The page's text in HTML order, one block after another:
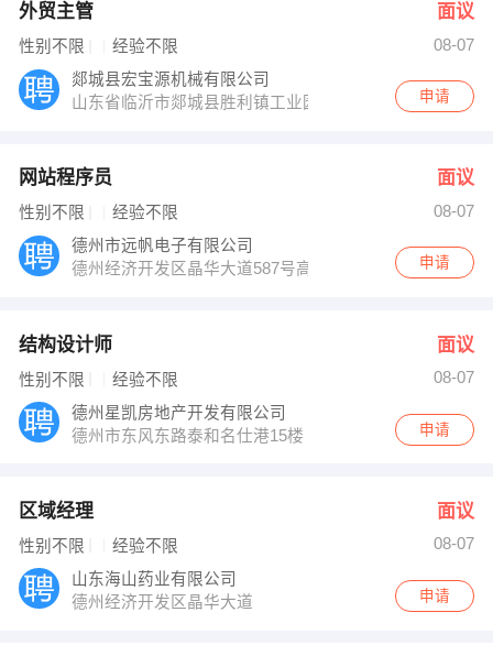
外贸主管 面议
性别不限 经验不限
08-07
郯城县宏宝源机械有限公司
山东省临沂市郯城县胜利镇工业园66号
申请
网站程序员 面议
性别不限 经验不限
08-07
德州市远帆电子有限公司
德州经济开发区晶华大道587号高新技术创业服务中心C
申请
结构设计师 面议
性别不限 经验不限
08-07
德州星凯房地产开发有限公司
德州市东风东路泰和名仕港15楼
申请
区域经理 面议
性别不限 经验不限
08-07
山东海山药业有限公司
德州经济开发区晶华大道
申请